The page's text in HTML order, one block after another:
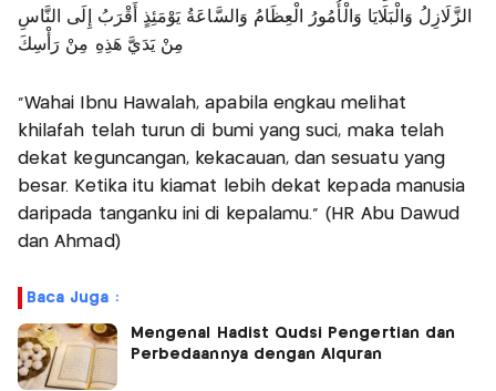
الزَّلَازِلُ وَالْبَلَايَا وَالْأُمُورُ الْعِظَامُ وَالسَّاعَةُ يَوْمَئِذٍ أَقْرَبُ إِلَى النَّاسِ
مِنْ يَدَيَّ هَذِهِ مِنْ رَأْسِكَ
"Wahai Ibnu Hawalah, apabila engkau melihat
khilafah telah turun di bumi yang suci, maka telah
dekat keguncangan, kekacauan, dan sesuatu yang
besar. Ketika itu kiamat lebih dekat kepada manusia
daripada tanganku ini di kepalamu." (HR Abu Dawud
dan Ahmad)
Baca Juga :
Mengenal Hadist Qudsi Pengertian dan
Perbedaannya dengan Alquran